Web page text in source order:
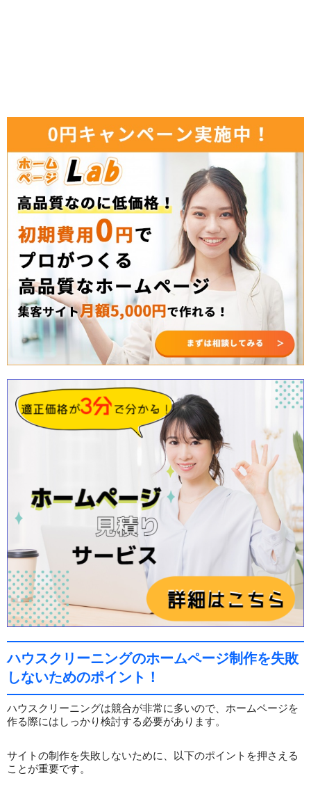
ハウスクリーニングのホームページ制作を失敗
しないためのポイント！
ハウスクリーニングは競合が非常に多いので、ホームページを
作る際にはしっかり検討する必要があります。
サイトの制作を失敗しないために、以下のポイントを押さえる
ことが重要です。